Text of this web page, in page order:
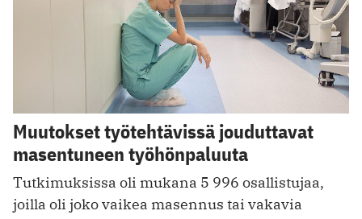
Muutokset työtehtävissä jouduttavat
masentuneen työhönpaluuta
Tutkimuksissa oli mukana 5 996 osallistujaa,
joilla oli joko vaikea masennus tai vakavia